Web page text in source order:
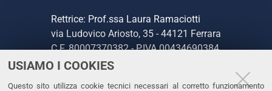
USIAMO I COOKIES
Questo sito utilizza cookie tecnici necessari al corretto funzionamento
Rettrice: Prof.ssa Laura Ramaciotti
via Ludovico Ariosto, 35 - 44121 Ferrara
C.F. 80007370382 - P.IVA 00434690384
CONTATTI